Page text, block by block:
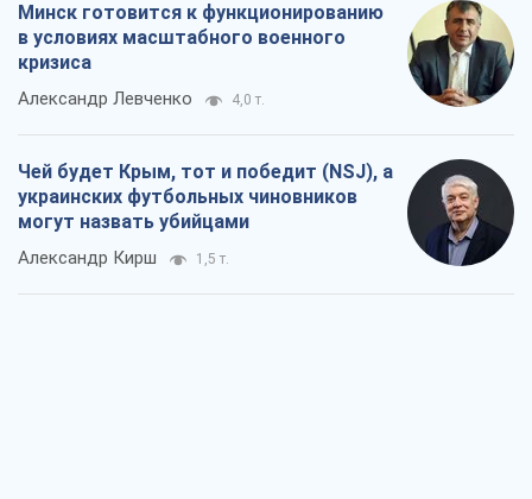
Минск готовится к функционированию
в условиях масштабного военного
кризиса
Александр Левченко 4,0 т.
Чей будет Крым, тот и победит (NSJ), а
украинских футбольных чиновников
могут назвать убийцами
Александр Кирш 1,5 т.